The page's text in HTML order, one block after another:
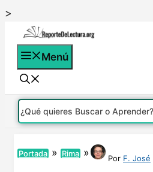
>
contenido
Menú
Portada » Rima » Por F. José